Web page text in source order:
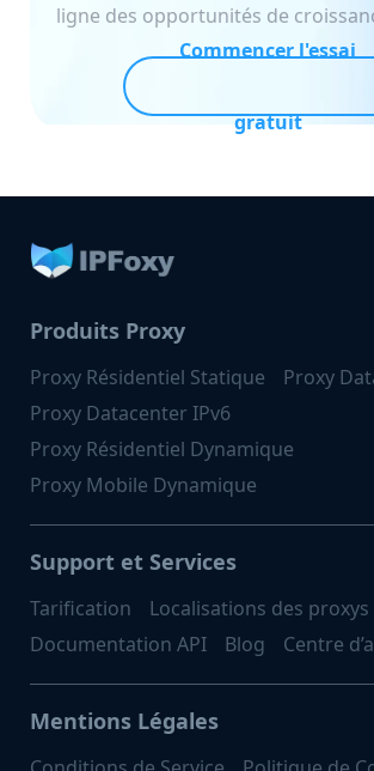
ligne des opportunités de
Commencer l'essai
gratuit
Produits Proxy
Proxy Résidentiel Statique
Proxy
Proxy Datacenter IPv6
Proxy Résidentiel Dynamique
Proxy Mobile Dynamique
Support et Services
Tarification
Localisations des proxys
Documentation API
Blog Centre
Mentions Légales